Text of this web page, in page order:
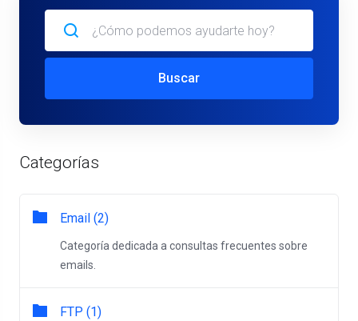
Buscar
Categorías
Email (2)
Categoría dedicada a consultas frecuentes sobre
emails.
FTP (1)